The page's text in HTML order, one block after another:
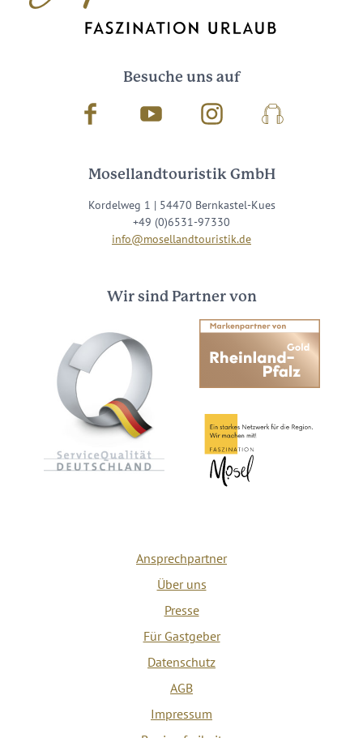
Besuche uns auf
Facebook Youtube InstagramPodcast
Mosellandtouristik GmbH
Kordelweg 1 | 54470 Bernkastel-Kues
+49 (0)6531-97330
info@mosellandtouristik.de
Wir sind Partner von
Ansprechpartner
Über uns
Presse
Für Gastgeber
Datenschutz
AGB
Impressum